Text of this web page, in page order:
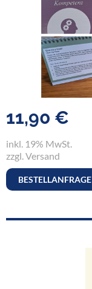
11,90 €
inkl. 19% MwSt.
zzgl. Versand
BESTELLANFRAGE